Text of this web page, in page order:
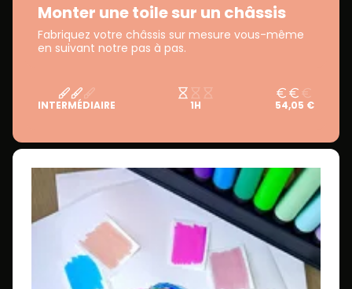
Monter une toile sur un châssis
Fabriquez votre châssis sur mesure vous-même
en suivant notre pas à pas.
INTERMÉDIAIRE 1H 54,05 €